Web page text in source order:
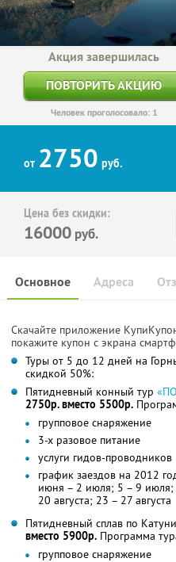
Акция завершилась
ПОВТОРИТЬ АКЦИЮ
Человек проголосовало: 1
от 2750 руб.
Цена без скидки:
16000 руб.
Основное Адреса
Скачайте приложение
покажите купон с экрана
Туры от 5 до 12 дней на
скидкой 50%:
Пятидневный конный тур
2750р. вместо 5500р.
групповое снаряжение
3-х разовое питание
услуги гидов-проводников
график заездов на 2012
июня – 2 июля; 5 – 9
20 августа; 23 – 27 августа
Пятидневный сплав по Катуни
вместо 5900р. Программа
групповое снаряжение